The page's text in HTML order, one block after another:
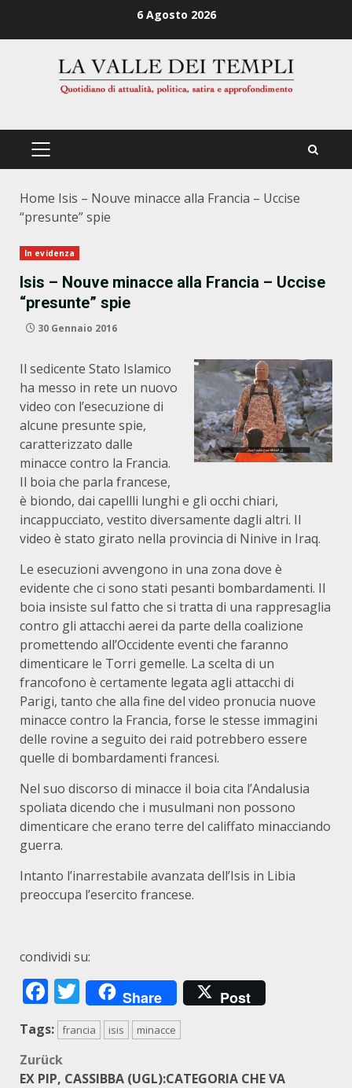
6 Agosto 2026
PRIMÄRES
Home Isis – Nouve minacce alla Francia – Uccise
“presunte” spie
In evidenza
Isis – Nouve minacce alla Francia – Uccise
“presunte” spie
30 Gennaio 2016
Il sedicente Stato Islamico
ha messo in rete un nuovo
video con l’esecuzione di
alcune presunte spie,
caratterizzato dalle
minacce contro la Francia.
Il boia che parla francese,
è biondo, dai capellli lunghi e gli occhi chiari,
incappucciato, vestito diversamente dagli altri. Il
video è stato girato nella provincia di Ninive in Iraq.
Le esecuzioni avvengono in una zona dove è
evidente che ci sono stati pesanti bombardamenti. Il
boia insiste sul fatto che si tratta di una rappresaglia
contro gli attacchi aerei da parte della coalizione
promettendo all’Occidente eventi che faranno
dimenticare le Torri gemelle. La scelta di un
francofono è certamente legata agli attacchi di
Parigi, tanto che alla fine del video pronucia nuove
minacce contro la Francia, forse le stesse immagini
delle rovine a seguito dei raid potrebbero essere
quelle di bombardamenti francesi.
Nel suo discorso di minacce il boia cita l’Andalusia
spoliata dicendo che i musulmani non possono
dimenticare che erano terre del califfato minacciando
guerra.
Intanto l’inarrestabile avanzata dell’Isis in Libia
preoccupa l’esercito francese.
condividi su:
Facebook
Twitter
Share Post
Tags: francia isis minacce
Beitragsnavigation
Zurück
EX PIP, CASSIBBA (UGL):CATEGORIA CHE VA